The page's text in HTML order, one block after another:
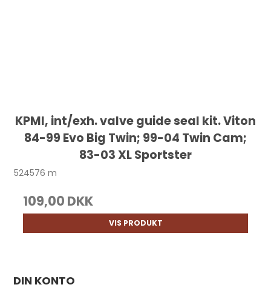
KPMI, int/exh. valve guide seal kit. Viton
84-99 Evo Big Twin; 99-04 Twin Cam;
83-03 XL Sportster
524576 m
109,00 DKK
VIS PRODUKT
DIN KONTO